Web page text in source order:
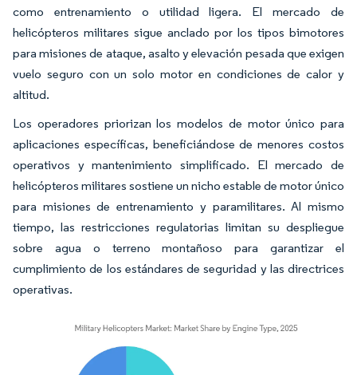
como entrenamiento o utilidad ligera. El mercado de
helicópteros militares sigue anclado por los tipos bimotores
para misiones de ataque, asalto y elevación pesada que exigen
vuelo seguro con un solo motor en condiciones de calor y
altitud.
Los operadores priorizan los modelos de motor único para
aplicaciones específicas, beneficiándose de menores costos
operativos y mantenimiento simplificado. El mercado de
helicópteros militares sostiene un nicho estable de motor único
para misiones de entrenamiento y paramilitares. Al mismo
tiempo, las restricciones regulatorias limitan su despliegue
sobre agua o terreno montañoso para garantizar el
cumplimiento de los estándares de seguridad y las directrices
operativas.